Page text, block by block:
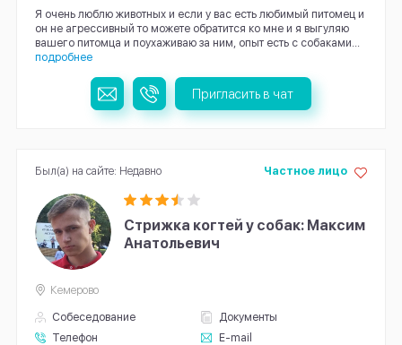
Я очень люблю животных и если у вас есть любимый питомец и
он не агрессивный то можете обратится ко мне и я выгуляю
вашего питомца и поухаживаю за ним, опыт есть с собаками...
подробнее
Пригласить в чат
Стрижка когтей у собак: Максим
Анатольевич
Собеседование
Документы
Телефон
E-mail
Частное лицо
Кемерово
Был(а) на сайте: Недавно